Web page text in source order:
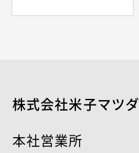
株式会社米子マツダ
本社営業所